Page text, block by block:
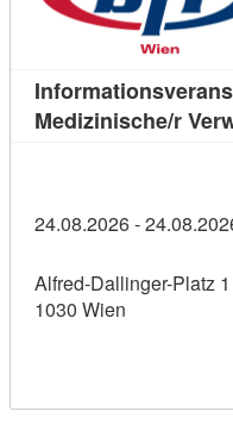
Medizinische/r
24.08.2026 -
Alfred-Dallinger-Platz 1
1030 Wien